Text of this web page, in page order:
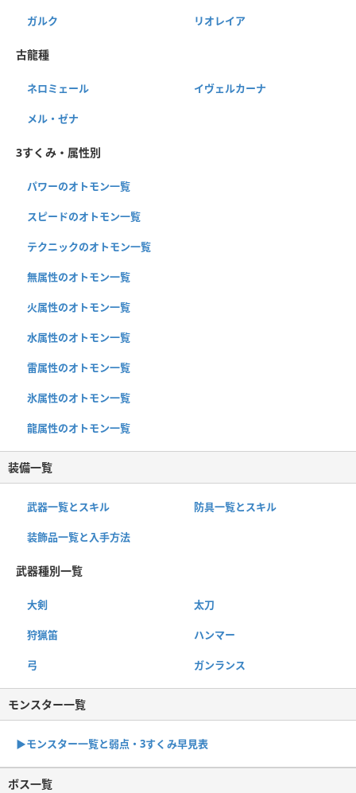
ガルク リオレイア
古龍種
ネロミェール イヴェルカーナ
メル・ゼナ
3すくみ・属性別
パワーのオトモン一覧
スピードのオトモン一覧
テクニックのオトモン一覧
無属性のオトモン一覧
火属性のオトモン一覧
水属性のオトモン一覧
雷属性のオトモン一覧
氷属性のオトモン一覧
龍属性のオトモン一覧
装備一覧
武器一覧とスキル 防具一覧とスキル
装飾品一覧と入手方法
武器種別一覧
大剣 太刀
狩猟笛 ハンマー
弓 ガンランス
モンスター一覧
▶︎モンスター一覧と弱点・3すくみ早見表
ボス一覧